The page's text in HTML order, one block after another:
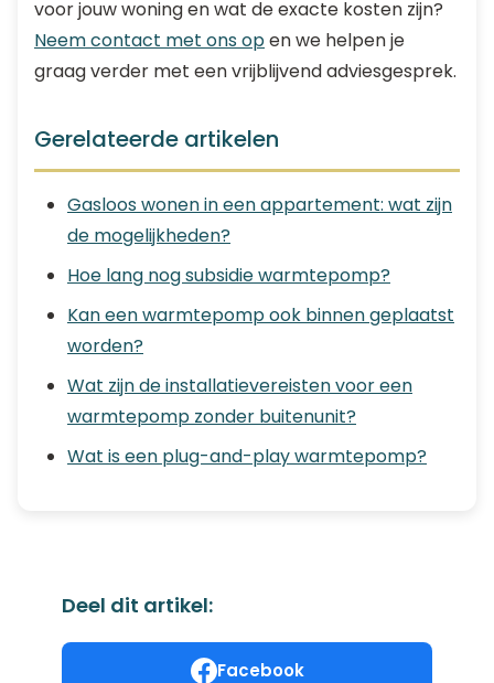
voor jouw woning en wat de exacte kosten zijn?
Neem contact met ons open we helpen je
graag verder met een vrijblijvend adviesgesprek.
Gerelateerde artikelen
Gasloos wonen in een appartement: wat zijn
de mogelijkheden?
Hoe lang nog subsidie warmtepomp?
Kan een warmtepomp ook binnen geplaatst
worden?
Wat zijn de installatievereisten voor een
warmtepomp zonder buitenunit?
Wat is een plug-and-play warmtepomp?
Deel dit artikel:
Facebook